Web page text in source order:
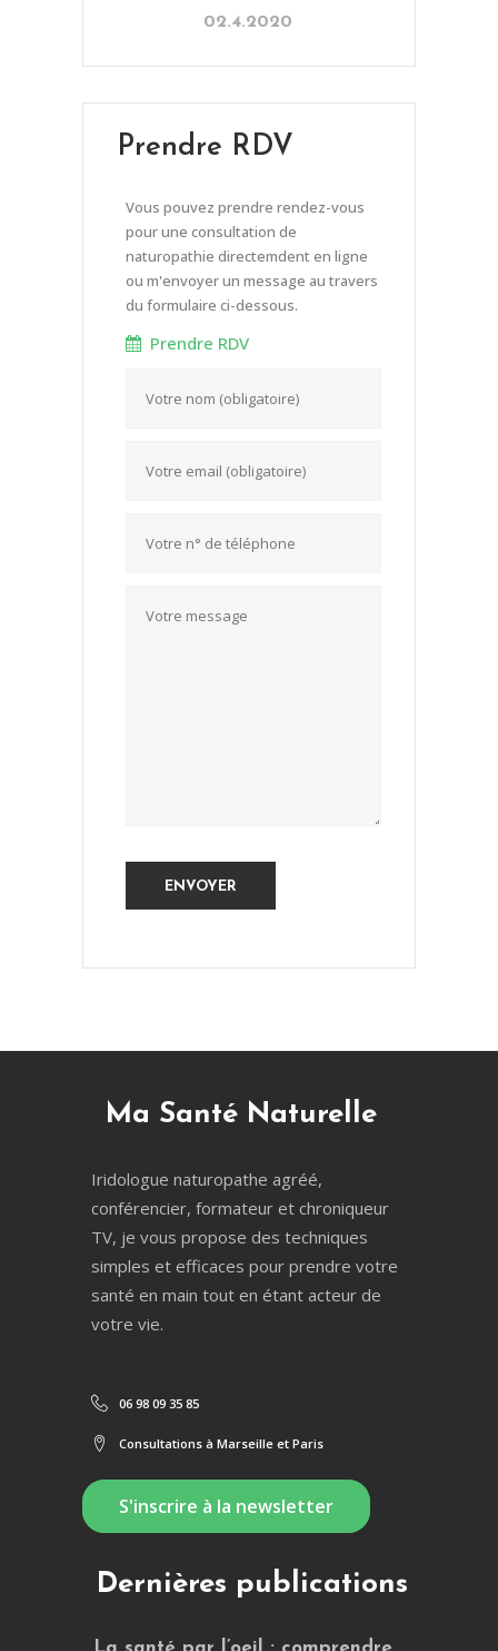
02.4.2020
Prendre RDV
Vous pouvez prendre rendez-vous
pour une consultation de
naturopathie directemdent en ligne
ou m'envoyer un message au travers
du formulaire ci-dessous.
Prendre RDV
Ma Santé Naturelle
Iridologue naturopathe agréé,
conférencier, formateur et chroniqueur
TV, je vous propose des techniques
simples et efficaces pour prendre votre
santé en main tout en étant acteur de
votre vie.
06 98 09 35 85
Consultations à Marseille et Paris
S'inscrire à la newsletter
Dernières publications